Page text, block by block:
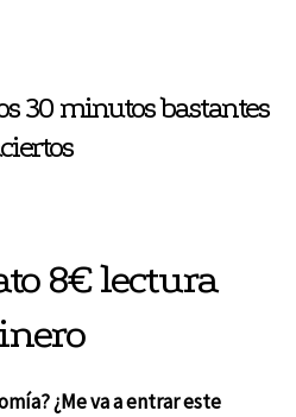
30 minutos bastantes
8€ lectura
¿Me va a entrar este